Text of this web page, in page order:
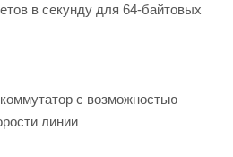
в секунду для 64-байтовых
с возможностью
линии